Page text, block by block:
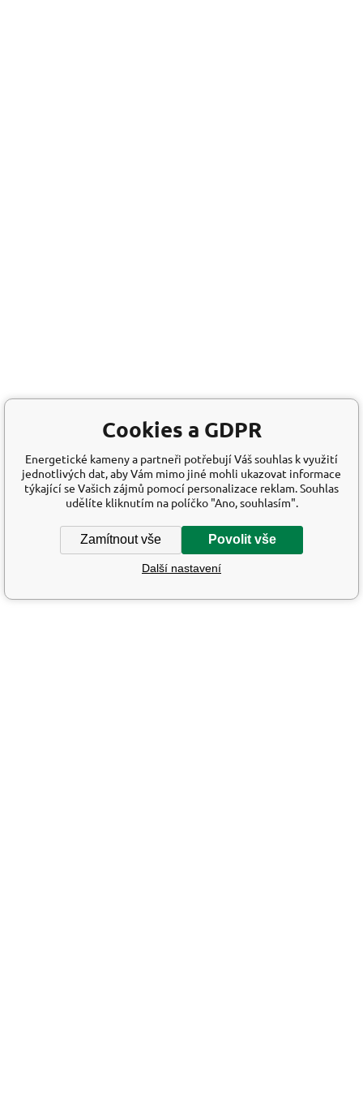
Cookies a GDPR
Energetické kameny a partneři potřebují Váš souhlas k využití
jednotlivých dat, aby Vám mimo jiné mohli ukazovat informace
týkající se Vašich zájmů pomocí personalizace reklam. Souhlas
udělíte kliknutím na políčko "Ano, souhlasím".
Zamítnout vše Povolit vše
Další nastavení